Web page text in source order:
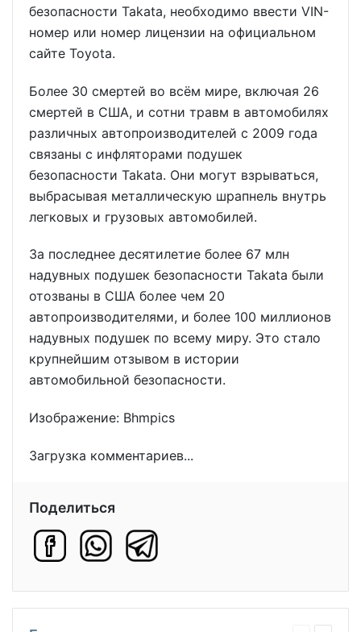
безопасности Takata, необходимо ввести VIN-
номер или номер лицензии на официальном
сайте Toyota.
Более 30 смертей во всём мире, включая 26
смертей в США, и сотни травм в автомобилях
различных автопроизводителей с 2009 года
связаны с инфляторами подушек
безопасности Takata. Они могут взрываться,
выбрасывая металлическую шрапнель внутрь
легковых и грузовых автомобилей.
За последнее десятилетие более 67 млн
надувных подушек безопасности Takata были
отозваны в США более чем 20
автопроизводителями, и более 100 миллионов
надувных подушек по всему миру. Это стало
крупнейшим отзывом в истории
автомобильной безопасности.
Изображение: Bhmpics
Загрузка комментариев...
Поделиться